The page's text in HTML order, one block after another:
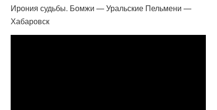
Ирония судьбы. Бомжи — Уральские Пельмени —
Хабаровск